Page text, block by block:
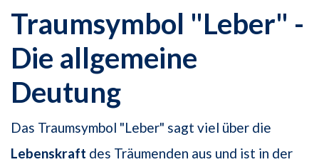
Traumsymbol "Leber" -
Die allgemeine
Deutung
Das Traumsymbol "Leber" sagt viel über die
Lebenskraft des Träumenden aus und ist in der